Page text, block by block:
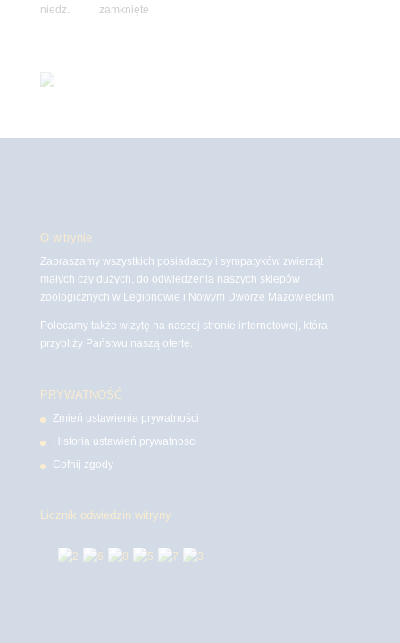
niedz. zamknięte
O witrynie
Zapraszamy wszystkich posiadaczy i sympatyków zwierząt
małych czy dużych, do odwiedzenia naszych sklepów
zoologicznych w Legionowie i Nowym Dworze Mazowieckim
Polecamy także wizytę na naszej stronie internetowej, która
przybliży Państwu naszą ofertę.
PRYWATNOŚĆ
Zmień ustawienia prywatności
Historia ustawień prywatności
Cofnij zgody
Licznik odwiedzin witryny